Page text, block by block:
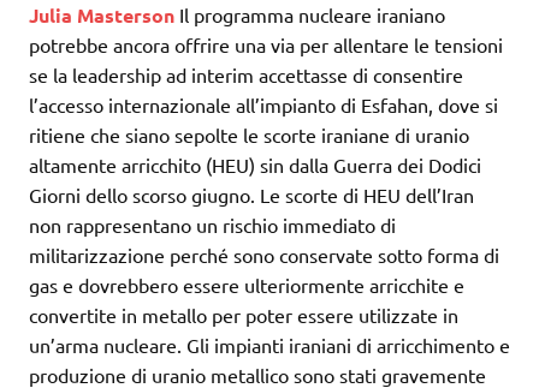
Julia Masterson Il programma nucleare iraniano
potrebbe ancora offrire una via per allentare le tensioni
se la leadership ad interim accettasse di consentire
l’accesso internazionale all’impianto di Esfahan, dove si
ritiene che siano sepolte le scorte iraniane di uranio
altamente arricchito (HEU) sin dalla Guerra dei Dodici
Giorni dello scorso giugno. Le scorte di HEU dell’Iran
non rappresentano un rischio immediato di
militarizzazione perché sono conservate sotto forma di
gas e dovrebbero essere ulteriormente arricchite e
convertite in metallo per poter essere utilizzate in
un’arma nucleare. Gli impianti iraniani di arricchimento e
produzione di uranio metallico sono stati gravemente